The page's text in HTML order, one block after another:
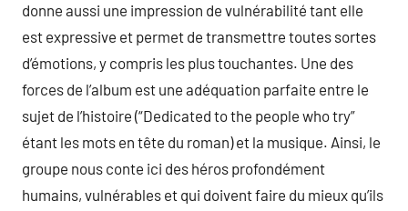
donne aussi une impression de vulnérabilité tant elle
est expressive et permet de transmettre toutes sortes
d’émotions, y compris les plus touchantes. Une des
forces de l’album est une adéquation parfaite entre le
sujet de l’histoire (“Dedicated to the people who try”
étant les mots en tête du roman) et la musique. Ainsi, le
groupe nous conte ici des héros profondément
humains, vulnérables et qui doivent faire du mieux qu’ils